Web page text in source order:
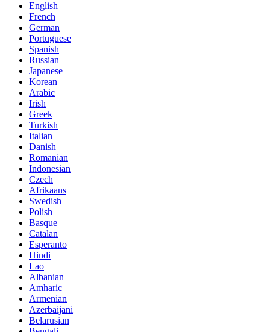
English
French
German
Portuguese
Spanish
Russian
Japanese
Korean
Arabic
Irish
Greek
Turkish
Italian
Danish
Romanian
Indonesian
Czech
Afrikaans
Swedish
Polish
Basque
Catalan
Esperanto
Hindi
Lao
Albanian
Amharic
Armenian
Azerbaijani
Belarusian